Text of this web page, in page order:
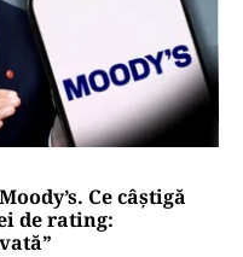
Ce câștigă
de rating: